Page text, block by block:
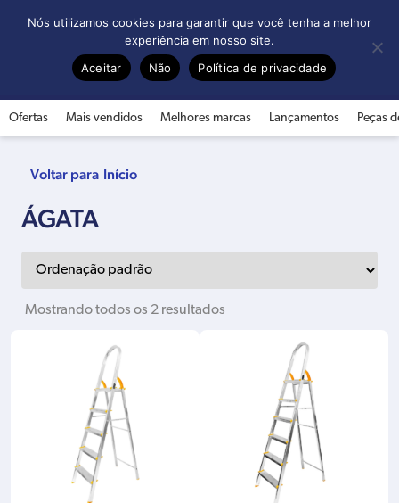
Ofertas Mais vendidos Melhores marcas Lançamentos Peças
Início
ÁGATA
Mostrando todos os 2 resultados
Nós utilizamos cookies para garantir que você tenha a melhor
experiência em nosso site.
Aceitar
Não Política de privacidade